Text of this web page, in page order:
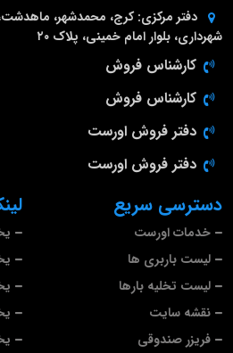
دسترسی سریع
خدمات اورست
لیست باربری ها
لیست تخلیه بارها
نقشه سایت
فریزر صندوقی
دفتر مرکزی: کرج، محمدشهر،
شهرداری، بلوار امام خمینی، پلاک ۲۰
کارشناس فروش
کارشناس فروش
دفتر فروش اورست
دفتر فروش اورست